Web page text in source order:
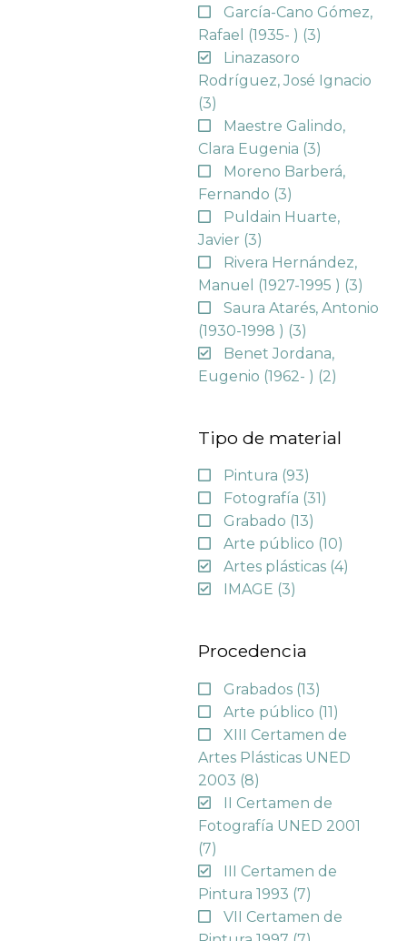
García-Cano Gómez,
Rafael (1935- ) (3)
Linazasoro
Rodríguez, José Ignacio
(3)
Maestre Galindo,
Clara Eugenia (3)
Moreno Barberá,
Fernando (3)
Puldain Huarte,
Javier (3)
Rivera Hernández,
Manuel (1927-1995 ) (3)
Saura Atarés, Antonio
(1930-1998 ) (3)
Benet Jordana,
Eugenio (1962- ) (2)
Tipo de material
Pintura (93)
Fotografía (31)
Grabado (13)
Arte público (10)
Artes plásticas (4)
IMAGE (3)
Procedencia
Grabados (13)
Arte público (11)
XIII Certamen de
Artes Plásticas UNED
2003 (8)
II Certamen de
Fotografía UNED 2001
(7)
III Certamen de
Pintura 1993 (7)
VII Certamen de